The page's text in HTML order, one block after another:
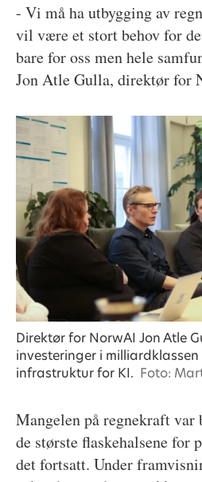
- Vi må ha utbygging av
vil være et stort behov for
bare for oss men hele
Jon Atle Gulla, direktør for
Direktør for NorwAI Jon Atle
investeringer i
infrastruktur for KI. Foto:
Mangelen på regnekraft var
de største flaskehalsene for
det fortsatt. Under